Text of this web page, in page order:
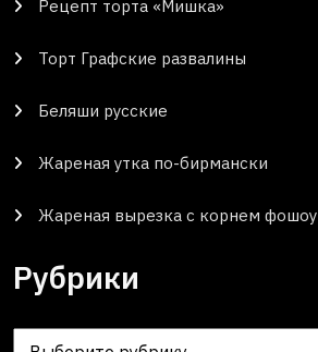
Рецепт торта «Мишка»
Торт Графские развалины
Беляши русские
Жареная утка по-бирмански
Жареная вырезка с корнем фошоу
Рубрики